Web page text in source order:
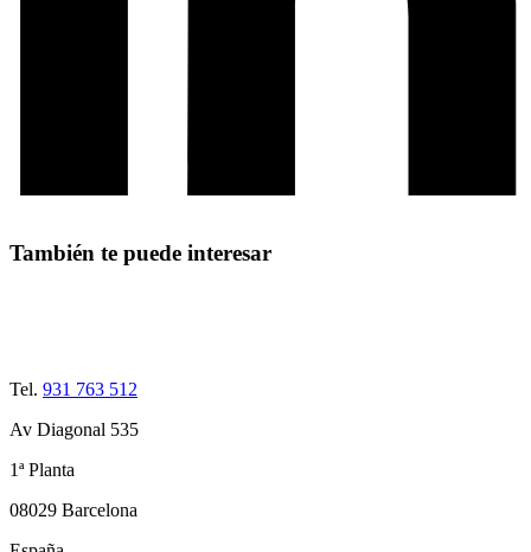
También te puede interesar
Tel. 931 763 512
Av Diagonal 535
1ª Planta
08029 Barcelona